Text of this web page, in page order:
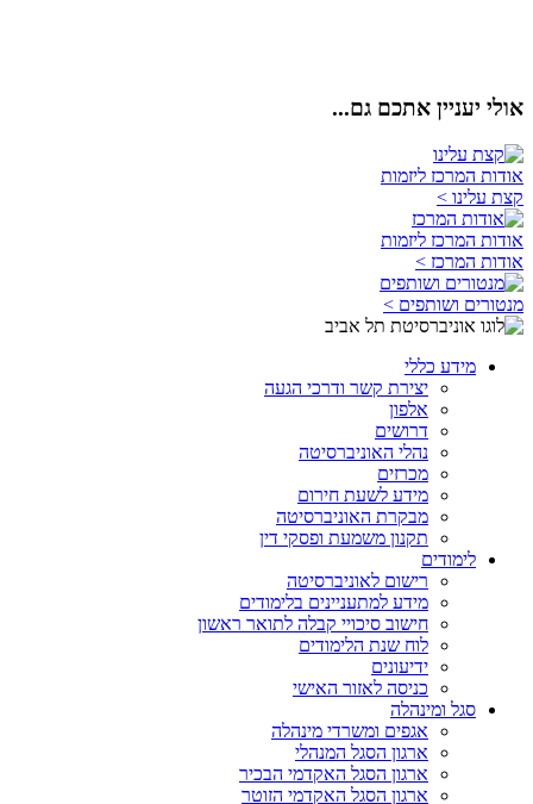
אולי יעניין אתכם גם...
אודות המרכז ליזמות
קצת עלינו >
אודות המרכז ליזמות
אודות המרכז >
מנטורים ושותפים >
מידע כללי
יצירת קשר ודרכי הגעה
אלפון
דרושים
נהלי האוניברסיטה
מכרזים
מידע לשעת חירום
מבקרת האוניברסיטה
תקנון משמעת ופסקי דין
לימודים
רישום לאוניברסיטה
מידע למתעניינים בלימודים
חישוב סיכויי קבלה לתואר ראשון
לוח שנת הלימודים
ידיעונים
כניסה לאזור האישי
סגל ומינהלה
אגפים ומשרדי מינהלה
ארגון הסגל המנהלי
ארגון הסגל האקדמי הבכיר
ארגון הסגל האקדמי הזוטר